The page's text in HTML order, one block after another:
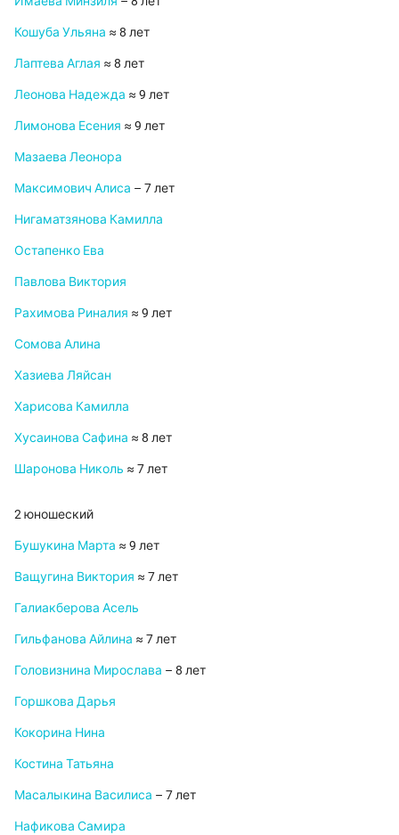
Кошуба Ульяна ≈ 8 лет
Лаптева Аглая ≈ 8 лет
Леонова Надежда ≈ 9 лет
Лимонова Есения ≈ 9 лет
Мазаева Леонора
Максимович Алиса – 7 лет
Нигаматзянова Камилла
Остапенко Ева
Павлова Виктория
Рахимова Риналия ≈ 9 лет
Сомова Алина
Хазиева Ляйсан
Харисова Камилла
Хусаинова Сафина ≈ 8 лет
Шаронова Николь ≈ 7 лет
2 юношеский
Бушукина Марта ≈ 9 лет
Ващугина Виктория ≈ 7 лет
Галиакберова Асель
Гильфанова Айлина ≈ 7 лет
Головизнина Мирослава – 8 лет
Горшкова Дарья
Кокорина Нина
Костина Татьяна
Масалыкина Василиса – 7 лет
Нафикова Самира